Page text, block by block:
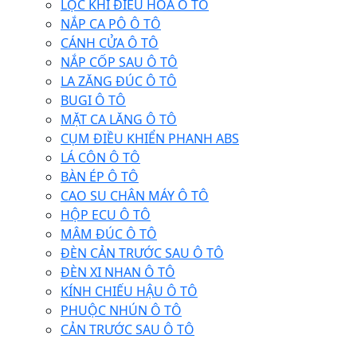
LỌC KHÍ ĐIỀU HÒA Ô TÔ
NẮP CA PÔ Ô TÔ
CÁNH CỬA Ô TÔ
NẮP CỐP SAU Ô TÔ
LA ZĂNG ĐÚC Ô TÔ
BUGI Ô TÔ
MẶT CA LĂNG Ô TÔ
CỤM ĐIỀU KHIỂN PHANH ABS
LÁ CÔN Ô TÔ
BÀN ÉP Ô TÔ
CAO SU CHÂN MÁY Ô TÔ
HỘP ECU Ô TÔ
MÂM ĐÚC Ô TÔ
ĐÈN CẢN TRƯỚC SAU Ô TÔ
ĐÈN XI NHAN Ô TÔ
KÍNH CHIẾU HẬU Ô TÔ
PHUỘC NHÚN Ô TÔ
CẢN TRƯỚC SAU Ô TÔ